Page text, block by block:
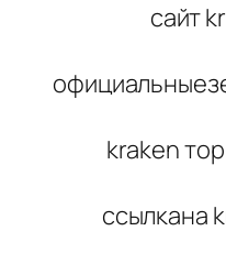
сайт
kraken
ссылкана